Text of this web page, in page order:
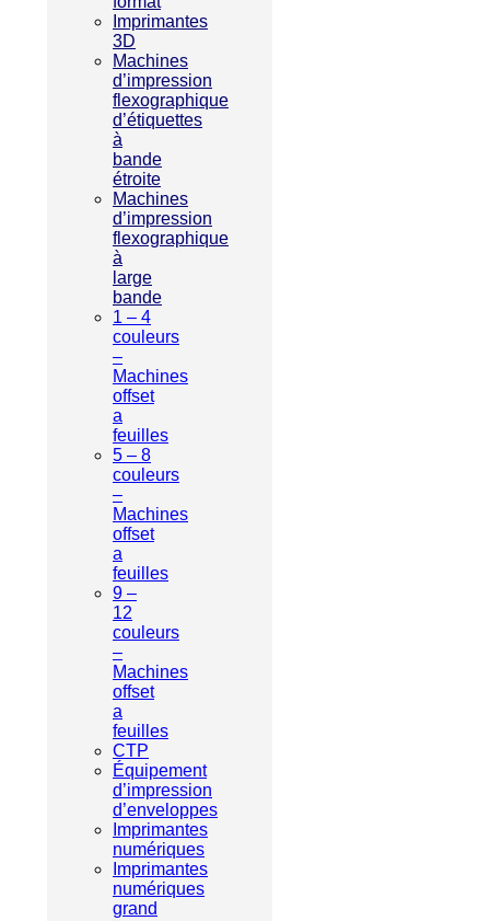
Imprimantes
3D
Machines
d’impression
flexographique
d’étiquettes
à
bande
étroite
Machines
d’impression
flexographique
à
large
bande
1 – 4
couleurs
–
Machines
offset
a
feuilles
5 – 8
couleurs
–
Machines
offset
a
feuilles
9 –
12
couleurs
–
Machines
offset
a
feuilles
CTP
Équipement
d’impression
d’enveloppes
Imprimantes
numériques
Imprimantes
numériques
grand